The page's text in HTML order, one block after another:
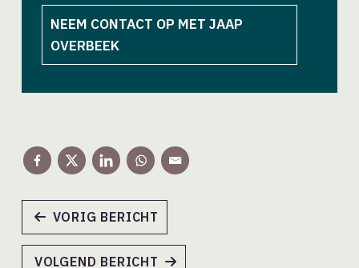
NEEM CONTACT OP MET JAAP
OVERBEEK
VORIG BERICHT
VOLGEND BERICHT